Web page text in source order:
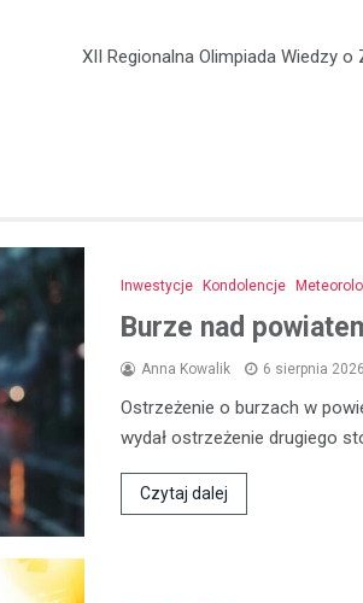
XII Regionalna Olimpiada Wiedzy
Inwestycje Kondolencje
Burze nad
Anna Kowalik 6 sierpnia 2026
Ostrzeżenie o burzach w
wydał ostrzeżenie drugiego
Czytaj dalej